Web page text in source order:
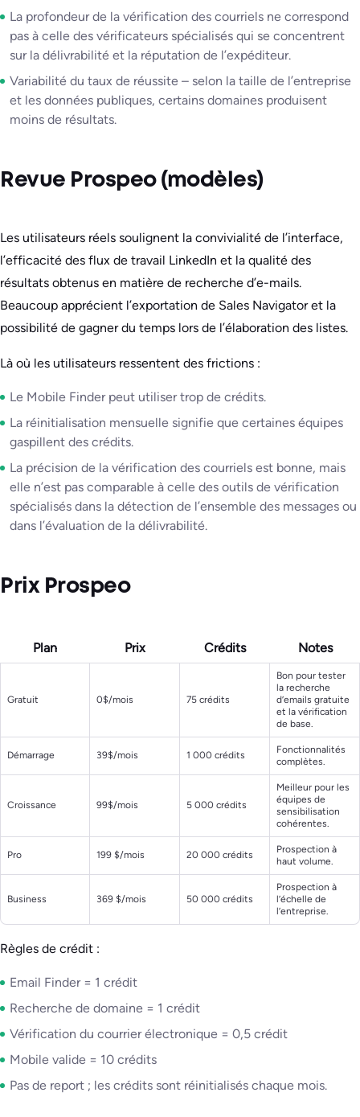
La profondeur de la vérification des courriels ne correspond
pas à celle des vérificateurs spécialisés qui se concentrent
sur la délivrabilité et la réputation de l’expéditeur.
Variabilité du taux de réussite – selon la taille de l’entreprise
et les données publiques, certains domaines produisent
moins de résultats.
Revue Prospeo (modèles)
Les utilisateurs réels soulignent la convivialité de l’interface,
l’efficacité des flux de travail LinkedIn et la qualité des
résultats obtenus en matière de recherche d’e-mails.
Beaucoup apprécient l’exportation de Sales Navigator et la
possibilité de gagner du temps lors de l’élaboration des listes.
Là où les utilisateurs ressentent des frictions :
Le Mobile Finder peut utiliser trop de crédits.
La réinitialisation mensuelle signifie que certaines équipes
gaspillent des crédits.
La précision de la vérification des courriels est bonne, mais
elle n’est pas comparable à celle des outils de vérification
spécialisés dans la détection de l’ensemble des messages ou
dans l’évaluation de la délivrabilité.
Prix Prospeo
Plan Prix Crédits Notes
Gratuit 0$/mois 75 crédits
Bon pour tester
la recherche
d’emails gratuite
et la vérification
de base.
Démarrage 39$/mois 1 000 crédits
Fonctionnalités
complètes.
Croissance 99$/mois 5 000 crédits
Meilleur pour les
équipes de
sensibilisation
cohérentes.
Pro 199 $/mois 20 000 crédits
Prospection à
haut volume.
Business 369 $/mois 50 000 crédits
Prospection à
l’échelle de
l’entreprise.
Règles de crédit :
Email Finder = 1 crédit
Recherche de domaine = 1 crédit
Vérification du courrier électronique = 0,5 crédit
Mobile valide = 10 crédits
Pas de report ; les crédits sont réinitialisés chaque mois.